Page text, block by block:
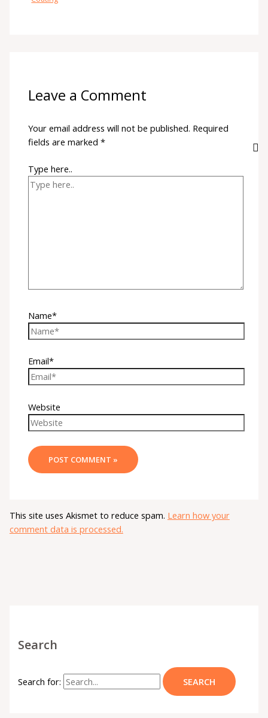
Leave a Comment
Your email address will not be published. Required
fields are marked*
Type here..
Name*
Email*
Website
This site uses Akismet to reduce spam. Learn how your
comment data is processed.
Search
Search for: